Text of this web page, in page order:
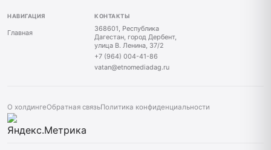
НАВИГАЦИЯ
Главная
КОНТАКТЫ
368601, Республика
Дагестан, город Дербент,
улица В. Ленина, 37/2
+7 (964) 004-41-86
vatan@etnomediadag.ru
О холдингеОбратная связьПолитика конфиденциальности